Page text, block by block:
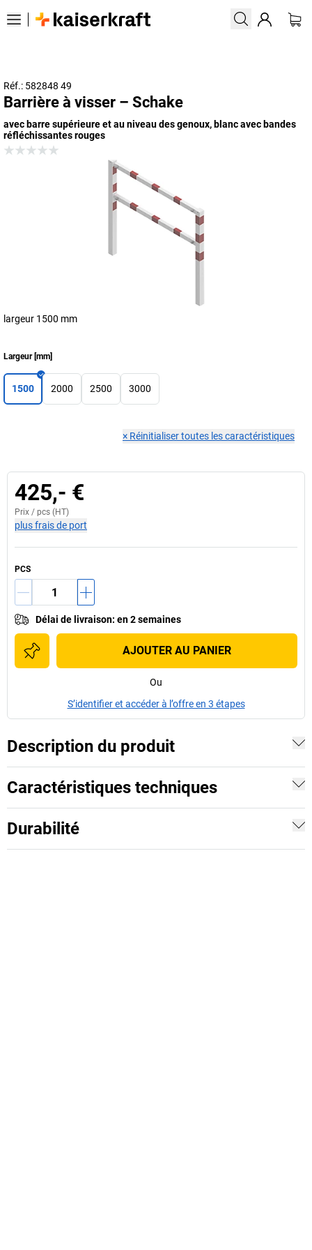
Réf.: 582848 49
Barrière à visser – Schake
avec barre supérieure et au niveau des genoux, blanc avec bandes
réfléchissantes rouges
largeur 1500 mm
Largeur[mm]
1500 2000 2500 3000
× Réinitialiser toutes les caractéristiques
425,- €
Prix / pcs (HT)
plus frais de port
PCS
Délai de livraison: en 2 semaines
AJOUTER AU PANIER
Ou
S’identifier et accéder à l’offre en 3 étapes
Description du produit
Caractéristiques techniques
Durabilité